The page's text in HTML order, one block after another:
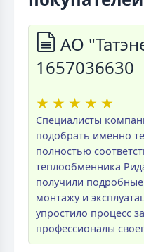
АО
1657036630
★ ★ ★ ★ ★
Специалисты
подобрать именно
полностью
теплообменника
получили
монтажу и
упростило процесс
профессионалы